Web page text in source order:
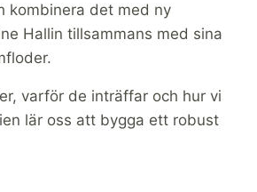
kombinera det med ny
Hallin tillsammans med sina
varför de inträffar och hur vi
lär oss att bygga ett robust